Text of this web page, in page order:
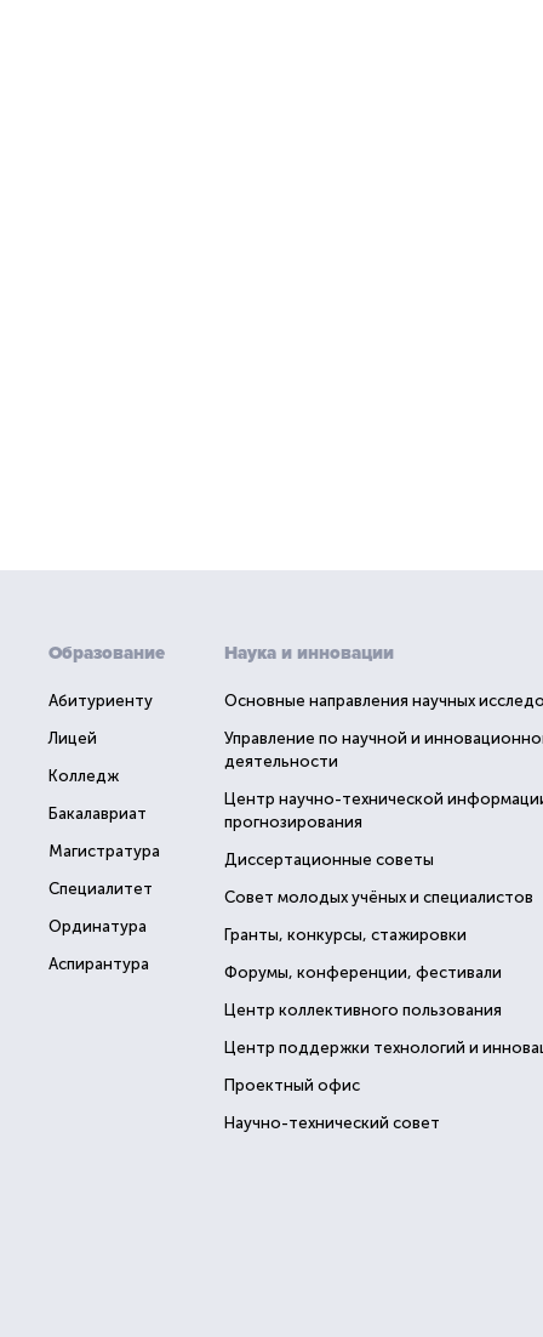
Образование
Абитуриенту
Лицей
Колледж
Бакалавриат
Магистратура
Специалитет
Ординатура
Аспирантура
Наука и инновации
Основные направления научных
Управление по научной и
деятельности
Центр научно-технической
прогнозирования
Диссертационные советы
Совет молодых учёных и специалистов
Гранты, конкурсы, стажировки
Форумы, конференции, фестивали
Центр коллективного пользования
Центр поддержки технологий и
Проектный офис
Научно-технический совет